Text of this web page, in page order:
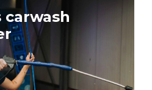
carwash